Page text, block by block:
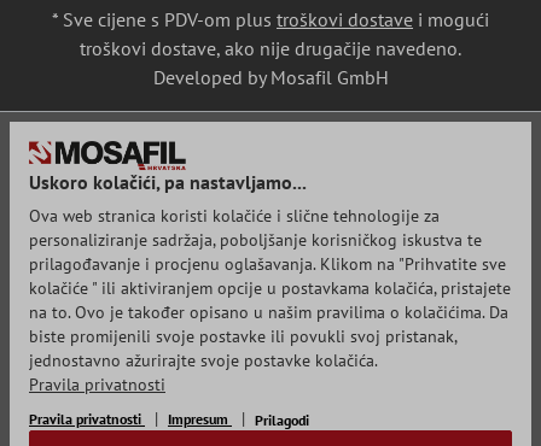
* Sve cijene s PDV-om plus troškovi dostave i mogući
troškovi dostave, ako nije drugačije navedeno.
Developed by Mosafil GmbH
Uskoro kolačići, pa nastavljamo...
Ova web stranica koristi kolačiće i slične tehnologije za
personaliziranje sadržaja, poboljšanje korisničkog iskustva te
prilagođavanje i procjenu oglašavanja. Klikom na "Prihvatite sve
kolačiće " ili aktiviranjem opcije u postavkama kolačića, pristajete
na to. Ovo je također opisano u našim pravilima o kolačićima. Da
biste promijenili svoje postavke ili povukli svoj pristanak,
jednostavno ažurirajte svoje postavke kolačića.
Pravila privatnosti
Pravila privatnosti Impresum Prilagodi